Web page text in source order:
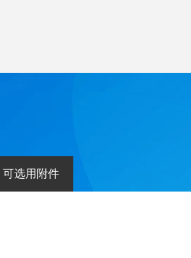
可选用附件